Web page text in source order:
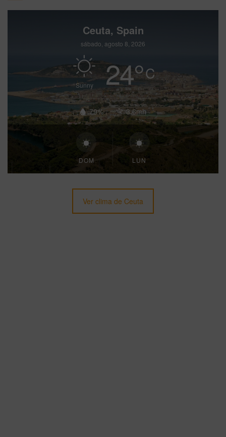
Ceuta, Spain
sábado, agosto 8, 2026
Sunny 24°C
79% 3.6mh
DOM LUN
Ver clima de Ceuta